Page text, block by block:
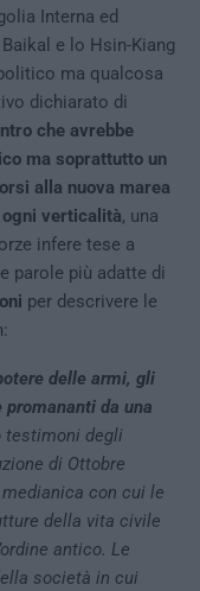
Interna ed
e lo Hsin-Kiang
ma qualcosa
dichiarato di
che avrebbe
ma soprattutto un
alla nuova marea
verticalità, una
infere tese a
parole più adatte di
per descrivere le
delle armi, gli
da una
testimoni degli
di Ottobre
con cui le
della vita civile
antico. Le
società in cui